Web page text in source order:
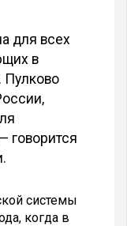
для всех
в
Пулково
говорится
системы
когда в